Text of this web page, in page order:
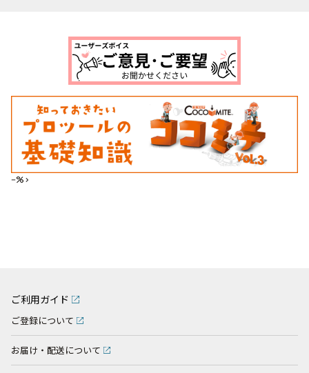
--%>
ご利用ガイド
ご登録について
お届け・配送について